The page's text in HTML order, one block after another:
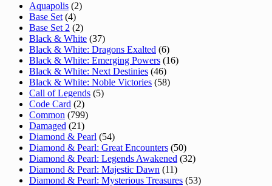
Aquapolis (2)
Base Set (4)
Base Set 2 (2)
Black & White (37)
Black & White: Dragons Exalted (6)
Black & White: Emerging Powers (16)
Black & White: Next Destinies (46)
Black & White: Noble Victories (58)
Call of Legends (5)
Code Card (2)
Common (799)
Damaged (21)
Diamond & Pearl (54)
Diamond & Pearl: Great Encounters (50)
Diamond & Pearl: Legends Awakened (32)
Diamond & Pearl: Majestic Dawn (11)
Diamond & Pearl: Mysterious Treasures (53)